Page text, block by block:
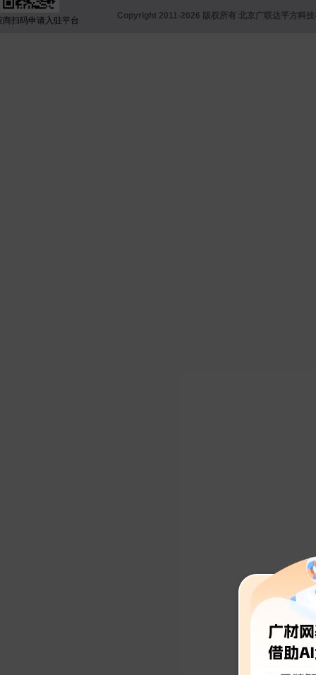
商扫码申请入驻平台 Copyright 2011-2026 版权所有 北京广联达平方科